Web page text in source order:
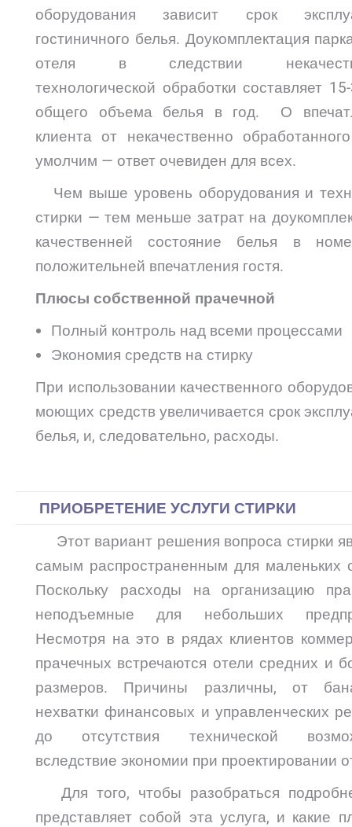
оборудования зависит срок
гостиничного белья. Доукомплектация
отеля в следствии
технологической обработки составляет
общего объема белья в год. О
клиента от некачественно
умолчим — ответ очевиден для всех.
Чем выше уровень оборудования и
стирки — тем меньше затрат на
качественней состояние белья в
положительней впечатления гостя.
Плюсы собственной прачечной
Полный контроль над всеми процессами
Экономия средств на стирку
При использовании качественного
моющих средств увеличивается срок
белья, и, следовательно, расходы.
ПРИОБРЕТЕНИЕ УСЛУГИ СТИРКИ
Этот вариант решения вопроса стирки
самым распространенным для маленьких
Поскольку расходы на организацию
неподъемные для небольших
Несмотря на это в рядах клиентов
прачечных встречаются отели средних и
размеров. Причины различны, от
нехватки финансовых и управленческих
до отсутствия технической
вследствие экономии при проектировании
Для того, чтобы разобраться
представляет собой эта услуга, и какие